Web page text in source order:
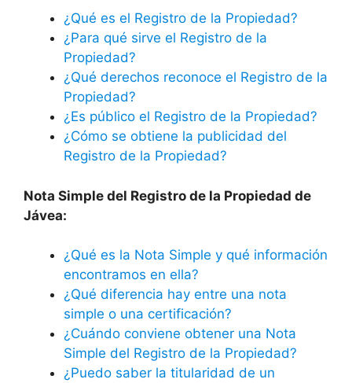
¿Qué es el Registro de la Propiedad?
¿Para qué sirve el Registro de la
Propiedad?
¿Qué derechos reconoce el Registro de la
Propiedad?
¿Es público el Registro de la Propiedad?
¿Cómo se obtiene la publicidad del
Registro de la Propiedad?
Nota Simple del Registro de la Propiedad de
Jávea:
¿Qué es la Nota Simple y qué información
encontramos en ella?
¿Qué diferencia hay entre una nota
simple o una certificación?
¿Cuándo conviene obtener una Nota
Simple del Registro de la Propiedad?
¿Puedo saber la titularidad de un